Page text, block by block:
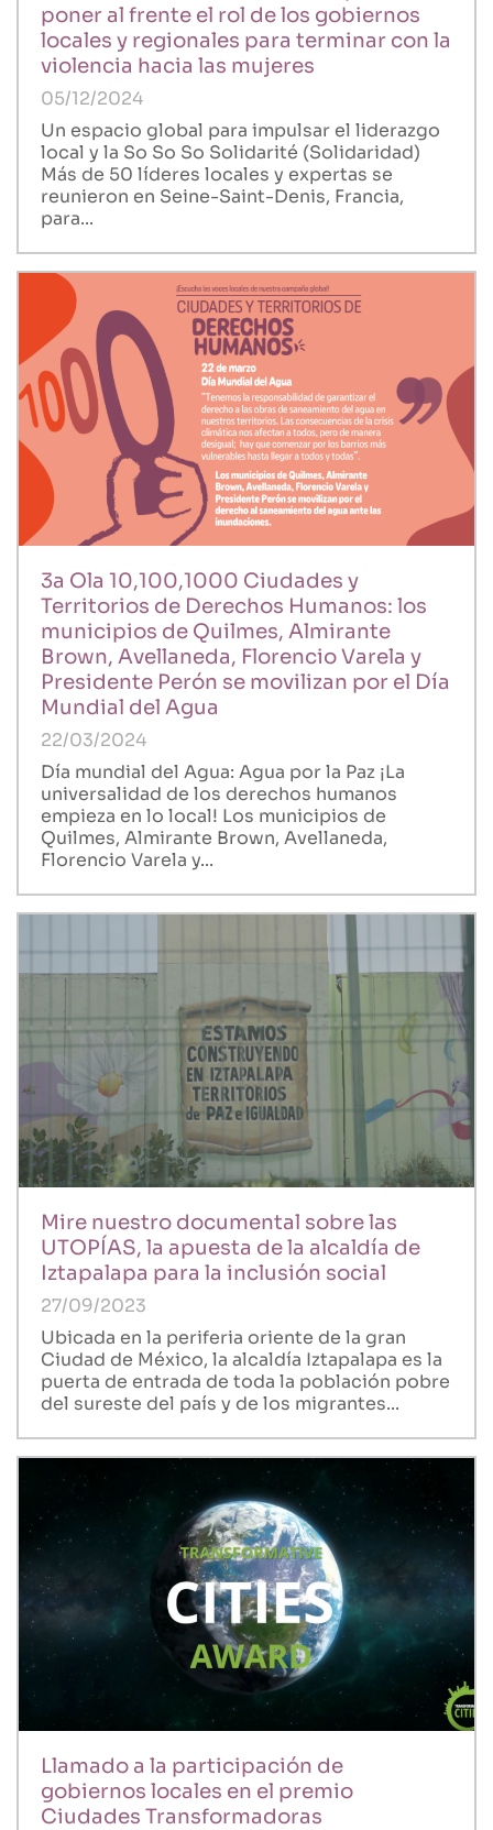
poner al frente el rol de los gobiernos
locales y regionales para terminar con la
violencia hacia las mujeres
05/12/2024
Un espacio global para impulsar el liderazgo
local y la So So So Solidarité (Solidaridad)
Más de 50 líderes locales y expertas se
reunieron en Seine-Saint-Denis, Francia,
para...
3a Ola 10,100,1000 Ciudades y
Territorios de Derechos Humanos: los
municipios de Quilmes, Almirante
Brown, Avellaneda, Florencio Varela y
Presidente Perón se movilizan por el Día
Mundial del Agua
22/03/2024
Día mundial del Agua: Agua por la Paz ¡La
universalidad de los derechos humanos
empieza en lo local! Los municipios de
Quilmes, Almirante Brown, Avellaneda,
Florencio Varela y...
Mire nuestro documental sobre las
UTOPÍAS, la apuesta de la alcaldía de
Iztapalapa para la inclusión social
27/09/2023
Ubicada en la periferia oriente de la gran
Ciudad de México, la alcaldía Iztapalapa es la
puerta de entrada de toda la población pobre
del sureste del país y de los migrantes...
Llamado a la participación de
gobiernos locales en el premio
Ciudades Transformadoras